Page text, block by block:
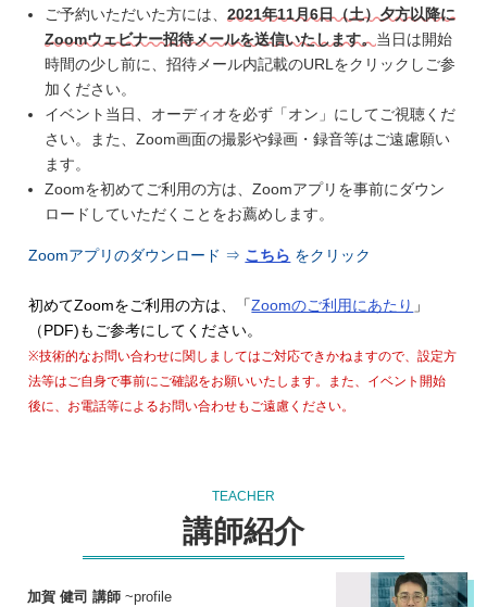
ご予約いただいた方には、 2021年11月6日（土）夕方以降に
Zoomウェビナー招待メールを送信いたします。当日は開始
時間の少し前に、招待メール内記載のURLをクリックしご参
加ください。
イベント当日、オーディオを必ず「オン」にしてご視聴くだ
さい。また、Zoom画面の撮影や録画・録音等はご遠慮願い
ます。
Zoomを初めてご利用の方は、Zoomアプリを事前にダウン
ロードしていただくことをお薦めします。
Zoomアプリのダウンロード ⇒ こちら をクリック
初めてZoomをご利用の方は、「Zoomのご利用にあたり 」
（PDF)もご参考にしてください。
※技術的なお問い合わせに関しましてはご対応できかねますので、設定方
法等はご自身で事前にご確認をお願いいたします。また、イベント開始
後に、お電話等によるお問い合わせもご遠慮ください。
TEACHER
講師紹介
加賀 健司 講師~profile